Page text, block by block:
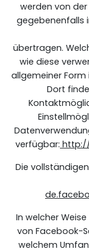
werden von
gegebenenfalls
übertragen.
wie diese
allgemeiner
Dort
verfügbar:
Die
In welcher
von Facebook-
welchem